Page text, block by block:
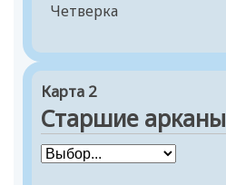
Четверка
Шестерка
Семерка
Восьмерка
Девятка
Карта 2
Старшие арканы